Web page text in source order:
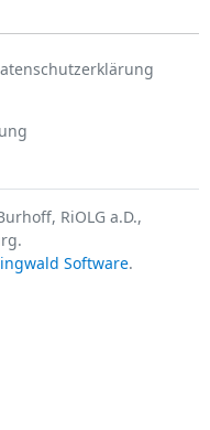
RiOLG a.D.,
Software.